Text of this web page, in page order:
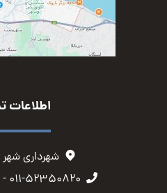
اطلاعات
شهرداری شهر
۰۱۱-۵۲۳۵۰۸۲۰ - ۰۱۱-۵۲۳۳۲۲۲۴